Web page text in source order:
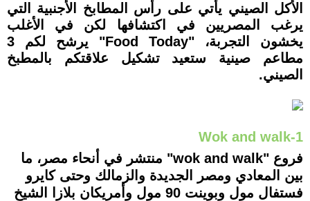
الأكل الصيني يأتي على رأس المطابخ الأجنبية التي
يرغب المصريين في اكتشافها لكن في الأغلب
يخشون التجربة، "Food Today" يرشح لكم 3
مطاعم صينية ستعيد تشكيل علاقتكم بالمطبخ
الصيني.
1-Wok and walk
فروع "wok and walk" منتشر في أنحاء مصر، ما
بين المعادي ومصر الجديدة والزمالك وحتى كايرو
فستفال مول وبوينت 90 مول وأمريكان بلازا الشيخ